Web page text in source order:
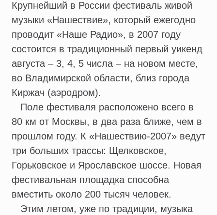
Крупнейший в России фестиваль живой
музыки «Нашествие», который ежегодно
проводит «Наше Радио», в 2007 году
состоится в традиционный первый уикенд
августа – 3, 4, 5 числа – на новом месте,
во Владимирской области, близ города
Киржач (аэродром).
Поле фестиваля расположено всего в
80 км от Москвы, в два раза ближе, чем в
прошлом году. К «Нашествию-2007» ведут
три больших трассы: Щелковское,
Горьковское и Ярославское шоссе. Новая
фестивальная площадка способна
вместить около 200 тысяч человек.
Этим летом, уже по традиции, музыка